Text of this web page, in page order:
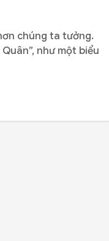
chúng ta tưởng.
như một biểu